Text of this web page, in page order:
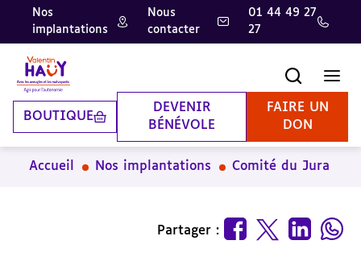
Aller
contenu
principal
Aller
pied
de
page
Aller
la
recherche
Nos
implantations
Nous
contacter
01 44 49 27
27
BOUTIQUE
DEVENIR
BÉNÉVOLE
FAIRE UN
DON
Accueil Nos implantations Comité du Jura
Partager :